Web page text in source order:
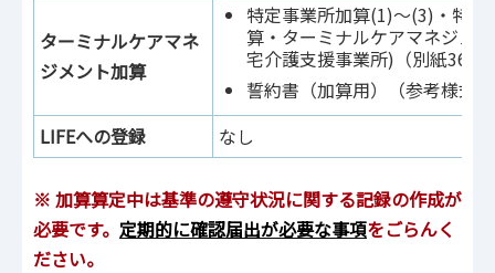
ターミナルケアマネ
ジメント加算
特定事業所加算(1)～(3)・特
算・ターミナルケアマネジメ
宅介護支援事業所)（別紙36）
誓約書（加算用）（参考様式
LIFEへの登録
なし
※ 加算算定中は基準の遵守状況に関する記録の作成が
必要です。 定期的に確認届出が必要な事項をごらんく
ださい。